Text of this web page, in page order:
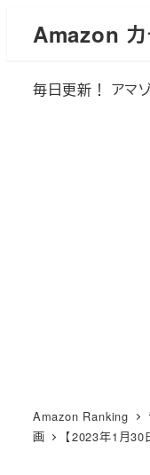
Amazon カ
毎日更新！ アマ
Amazon Ranking
画
【2023年1月30